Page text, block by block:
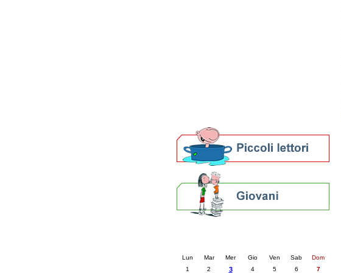
Lun Mar Mer Gio Ven Sab
Dom
1
2 3 4 5 6 7